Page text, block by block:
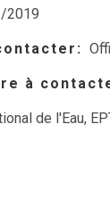
2019
à
de l'Eau,